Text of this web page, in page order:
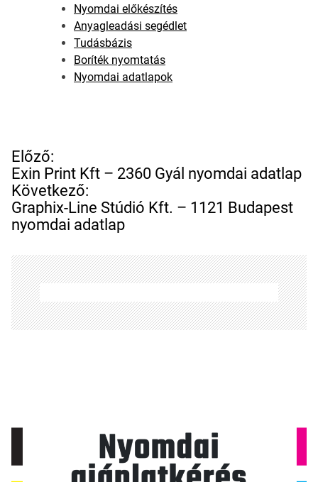
Nyomdai előkészítés
Anyagleadási segédlet
Tudásbázis
Boríték nyomtatás
Nyomdai adatlapok
B
e
j
e
g
y
z
é
s
n
a
i
Előző:
Exin Print Kft – 2360 Gyál nyomdai adatlap
Következő:
Graphix-Line Stúdió Kft. – 1121 Budapest
nyomdai adatlap